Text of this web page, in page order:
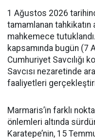
1 Ağustos 2026
tamamlanan tahkikatın
mahkemece
kapsamında bugün
Cumhuriyet Savcılığı
Savcısı nezaretinde
faaliyetleri
Marmaris’in farklı
önlemleri altında
Karatepe’nin, 15